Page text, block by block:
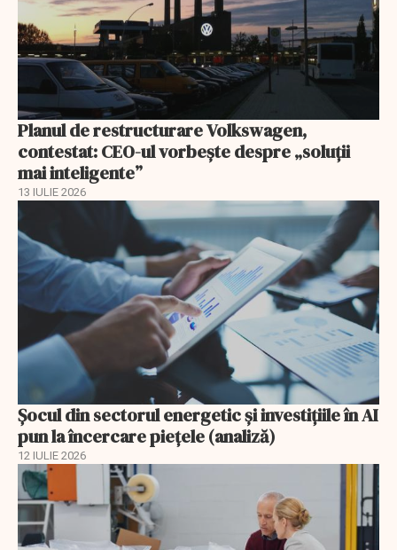
Planul de restructurare Volkswagen,
contestat: CEO-ul vorbește despre „soluții
mai inteligente”
13 IULIE 2026
Șocul din sectorul energetic și investițiile în AI
pun la încercare piețele (analiză)
12 IULIE 2026
EXCLUSIV